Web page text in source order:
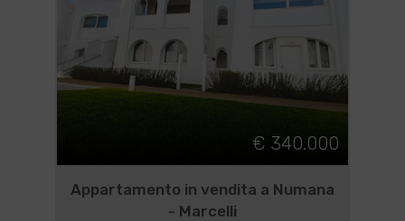
€ 340.000
Appartamento in vendita a Numana
- Marcelli